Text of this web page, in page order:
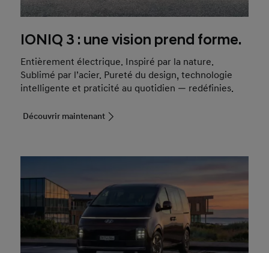
IONIQ 3 : une vision prend forme.
Entièrement électrique. Inspiré par la nature.
Sublimé par l’acier. Pureté du design, technologie
intelligente et praticité au quotidien — redéfinies.
Découvrir maintenant